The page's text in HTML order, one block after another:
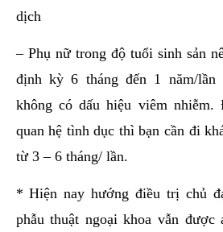
dịch
– Phụ nữ trong độ tuổi sinh sản
định kỳ 6 tháng đến 1 năm/
không có dấu hiệu viêm
quan hệ tình dục thì bạn cần đi
từ 3 – 6 tháng/ lần.
* Hiện nay hướng điều trị chủ
phẫu thuật ngoại khoa vẫn